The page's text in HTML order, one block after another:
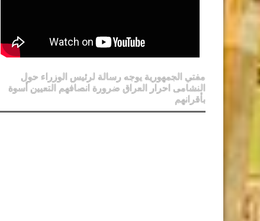
مفتي الجمهورية يوجه رسالة لرئيس الوزراء حول
النشامى احرار العراق ضرورة انصافهم التعيين أسوة
بأقرانهم